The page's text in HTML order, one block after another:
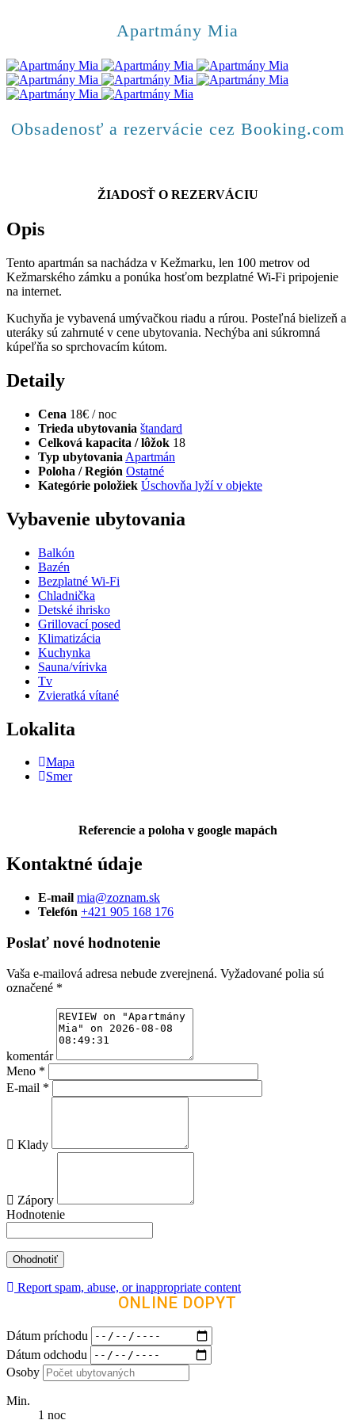
Apartmány Mia
Obsadenosť a rezervácie cez Booking.com
ŽIADOSŤ O REZERVÁCIU
Opis
Tento apartmán sa nachádza v Kežmarku, len 100 metrov od
Kežmarského zámku a ponúka hosťom bezplatné Wi-Fi pripojenie
na internet.
Kuchyňa je vybavená umývačkou riadu a rúrou. Posteľná bielizeň a
uteráky sú zahrnuté v cene ubytovania. Nechýba ani súkromná
kúpeľňa so sprchovacím kútom.
Detaily
Cena 18€ / noc
Trieda ubytovania štandard
Celková kapacita / lôžok 18
Typ ubytovania Apartmán
Poloha / Región Ostatné
Kategórie položiek Úschovňa lyží v objekte
Vybavenie ubytovania
Balkón
Bazén
Bezplatné Wi-Fi
Chladnička
Detské ihrisko
Grillovací posed
Klimatizácia
Kuchynka
Sauna/vírivka
Tv
Zvieratká vítané
Lokalita
Mapa
Smer
Referencie a poloha v google mapách
Kontaktné údaje
E-mail mia@zoznam.sk
Telefón +421 905 168 176
Poslať nové hodnotenie
Vaša e-mailová adresa nebude zverejnená. Vyžadované polia sú
označené *
komentár
Meno *
E-mail *
Klady
Zápory
Hodnotenie
Report spam, abuse, or inappropriate content
ONLINE DOPYT
Dátum príchodu
Dátum odchodu
Osoby
Min.
1 noc